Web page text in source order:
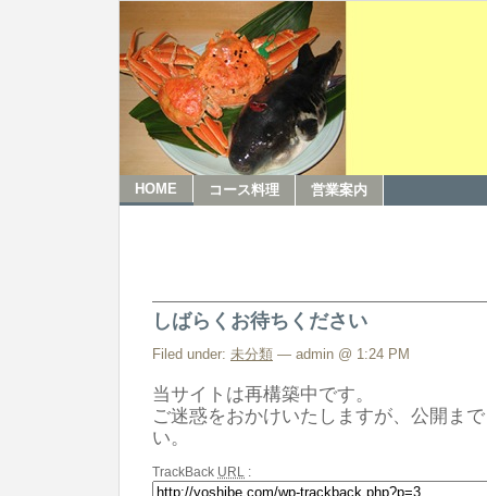
HOME コース料理 営業案内
しばらくお待ちください
Filed under: 未分類 — admin @ 1:24 PM
当サイトは再構築中です。
ご迷惑をおかけいたしますが、公開ま
い。
TrackBack URL :